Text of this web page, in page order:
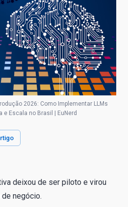
2026: Como Implementar LLMs
e Escala no Brasil | EuNerd
deixou de ser piloto e virou
negócio.